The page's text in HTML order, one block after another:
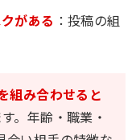
がある ：投稿の組
組み合わせると
。年齢・職業・